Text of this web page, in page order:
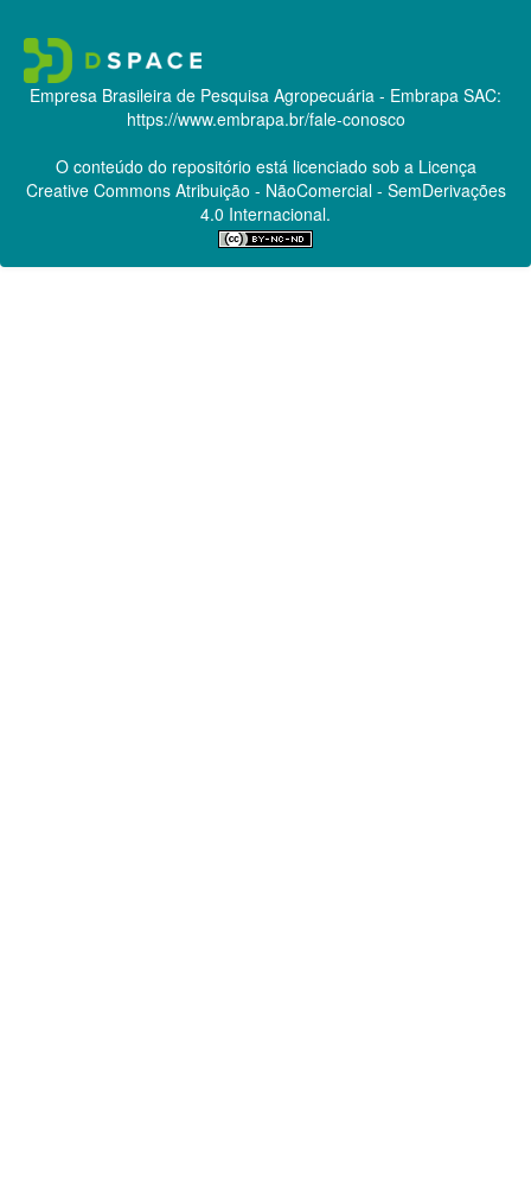
Empresa Brasileira de Pesquisa Agropecuária - Embrapa SAC:
https://www.embrapa.br/fale-conosco
O conteúdo do repositório está licenciado sob a Licença
Creative CommonsAtribuição - NãoComercial - SemDerivações
4.0 Internacional.